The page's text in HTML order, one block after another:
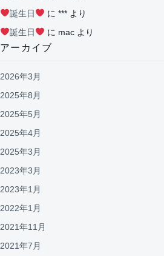
誕生日
に ***より
誕生日
に macより
アーカイブ
2026年3月
2025年8月
2025年5月
2025年4月
2025年3月
2023年3月
2023年1月
2022年1月
2021年11月
2021年7月